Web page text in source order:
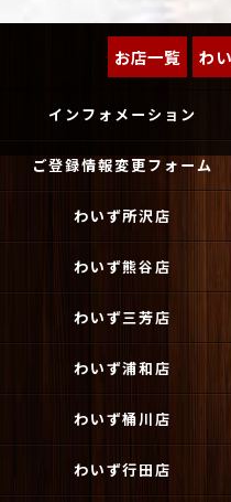
お店一覧 わ
インフォメーション
ご登録情報変更フォーム
わいず所沢店
わいず熊谷店
わいず三芳店
わいず浦和店
わいず桶川店
わいず行田店